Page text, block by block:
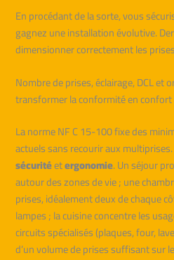
En procédant de la sorte, vous
gagnez une installation évolutive.
dimensionner correctement les
Nombre de prises, éclairage, DCL et
transformer la conformité en
La norme NF C 15-100 fixe des
actuels sans recourir aux
sécuritéetergonomie. Un séjour
autour des zones de vie ; une
prises, idéalement deux de chaque
lampes ; la cuisine concentre les
circuits spécialisés (plaques, four,
d’un volume de prises suffisant sur